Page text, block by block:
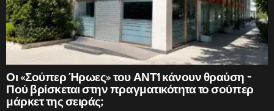
Οι «Σούπερ Ήρωες» του ΑΝΤ1 κάνουν θραύση –
Πού βρίσκεται στην πραγματικότητα το σούπερ
μάρκετ της σειράς;